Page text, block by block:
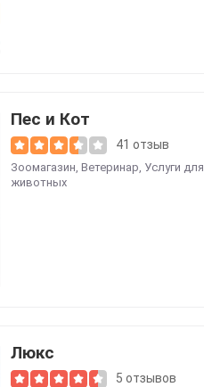
Пес и Кот
41 отзыв
Зоомагазин, Ветеринар, Услуги для
животных
Люкс
5 отзывов